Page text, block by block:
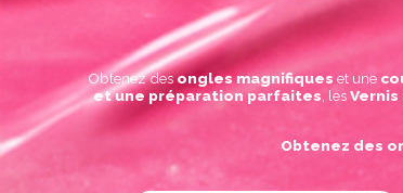
Obtenez desongles magnifiques et une
et une préparation parfaites, les
Obtenez des